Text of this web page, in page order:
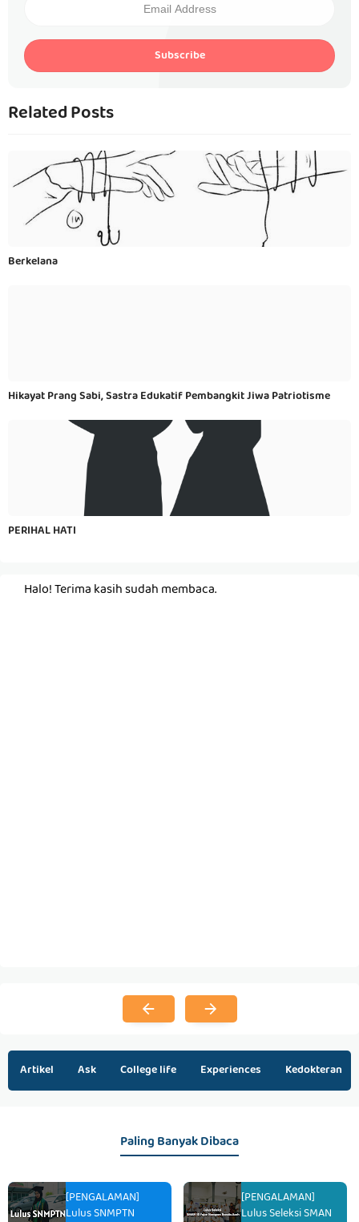
Subscribe
Related Posts
Berkelana
Hikayat Prang Sabi, Sastra Edukatif Pembangkit Jiwa Patriotisme
PERIHAL HATI
Halo! Terima kasih sudah membaca.
Artikel Ask College life Experiences Kedokteran
Paling Banyak Dibaca
[PENGALAMAN]
Lulus SNMPTN
[PENGALAMAN]
Lulus Seleksi SMAN